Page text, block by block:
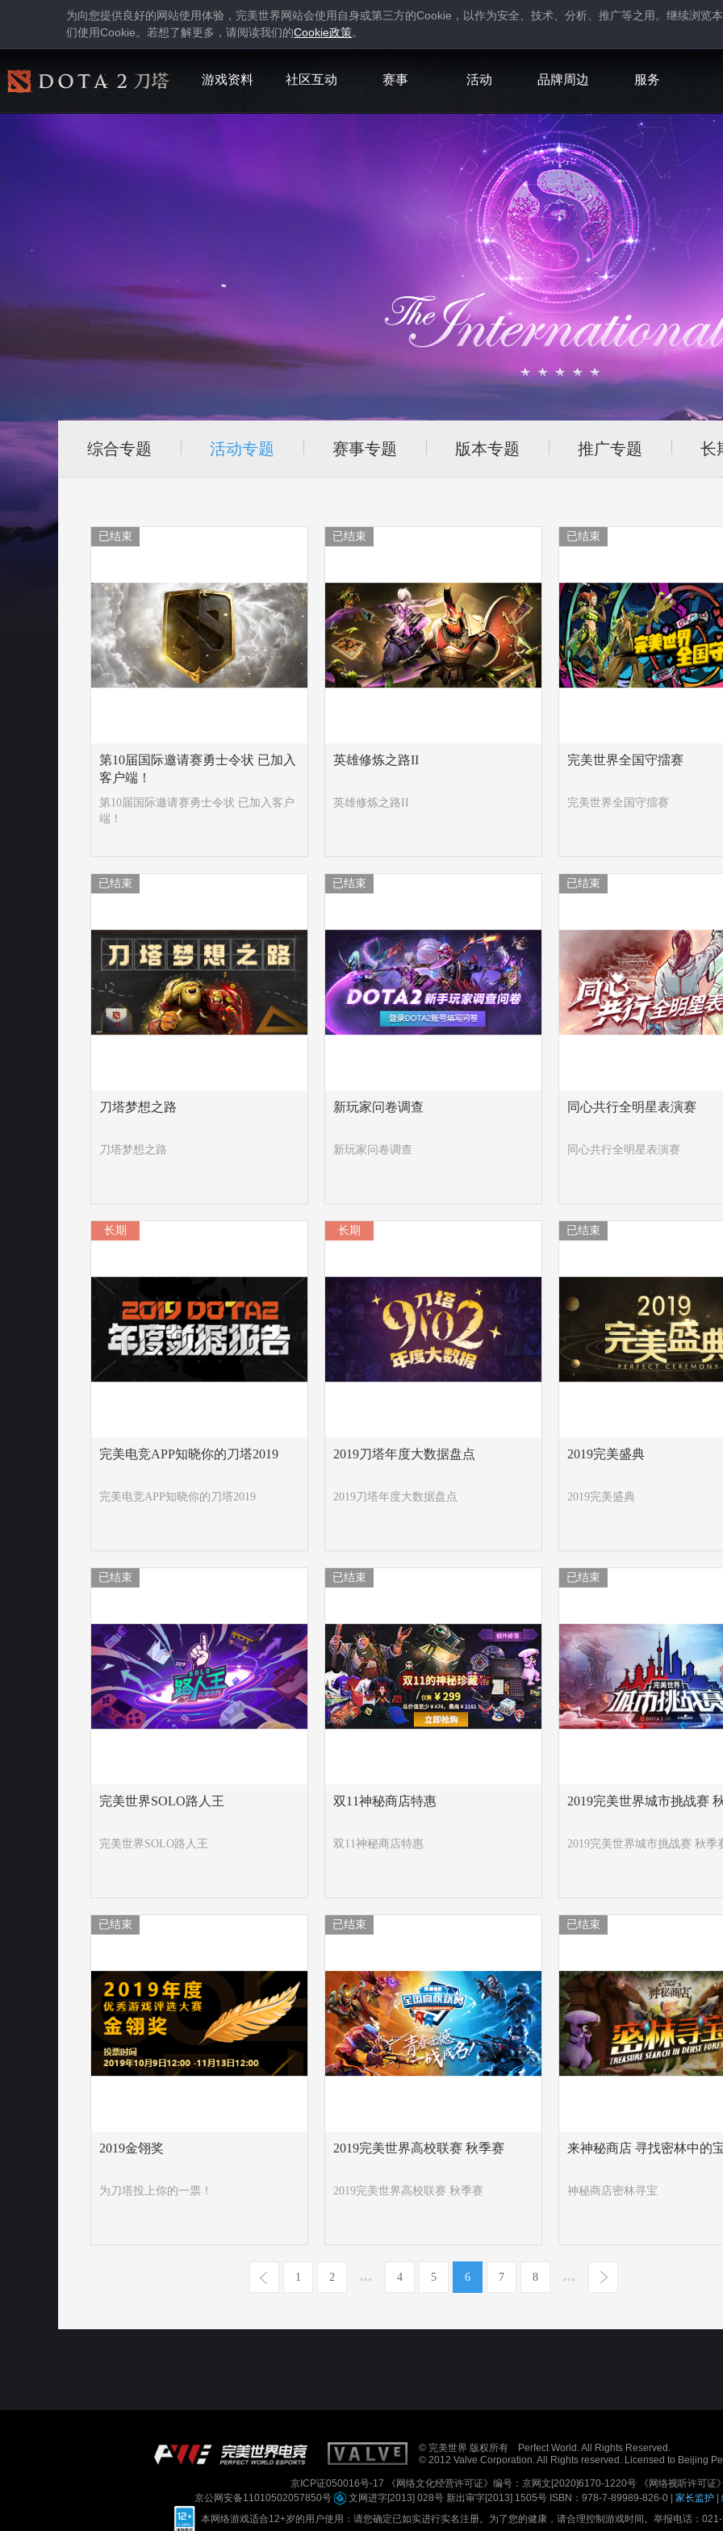
为向您提供良好的网站使用体验，完美世界网站会使用自身或第三方的Cookie ，以作为安全、技术、分析、推广等之用。继续浏览
们使用Cookie。若想了解更多，请阅读我们的Cookie政策。
游戏资料 社区互动 赛事 活动 品牌周边 服务
综合专题 活动专题 赛事专题 版本专题 推广专题 长
已结束
第10届国际邀请赛勇士令状 已加入
客户端！
第10届国际邀请赛勇士令状 已加入客户
端！
已结束
英雄修炼之路II
英雄修炼之路II
已结束
完美世界全国守擂赛
完美世界全国守擂赛
已结束
刀塔梦想之路
刀塔梦想之路
已结束
新玩家问卷调查
新玩家问卷调查
已结束
同心共行全明星表演赛
同心共行全明星表演赛
长期
完美电竞APP知晓你的刀塔2019
完美电竞APP知晓你的刀塔2019
长期
2019刀塔年度大数据盘点
2019刀塔年度大数据盘点
已结束
2019完美盛典
2019完美盛典
已结束
完美世界SOLO路人王
完美世界SOLO路人王
已结束
双11神秘商店特惠
双11神秘商店特惠
已结束
2019完美世界城市挑战赛
2019完美世界城市挑战赛 秋季
已结束
2019金翎奖
为刀塔投上你的一票！
已结束
2019完美世界高校联赛 秋季赛
2019完美世界高校联赛 秋季赛
已结束
来神秘商店 寻找密林中的
神秘商店密林寻宝
1 2 4 5 6 7 8
© 完美世界 版权所有 Perfect World. All Rights Reserved.
© 2012 Valve Corporation. All Rights reserved. Licensed to Beijing
京ICP证050016号-17 《网络文化经营许可证》编号：京网文[2020]6170-1220号
《网络视听许可
京公网安备11010502057850号
文网进字[2013] 028号 新出审字[2013] 1505号 ISBN：978-7-89989-826-0 | 家长监护
本网络游戏适合12+岁的用户使用：请您确定已如实进行实名注册。为了您的健康，请合理控制游戏时间。举报电话：